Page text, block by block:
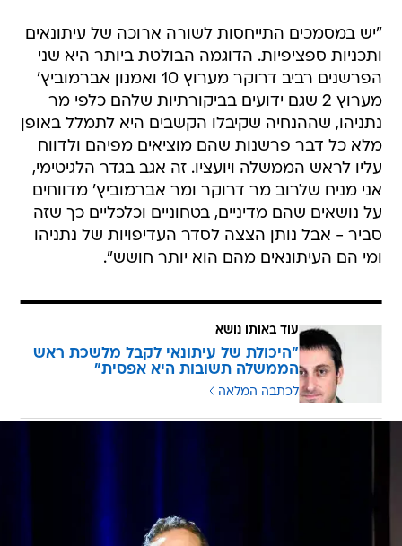
"יש במסמכים התייחסות לשורה ארוכה של עיתונאים
ותכניות ספציפיות. הדוגמה הבולטת ביותר היא שני
הפרשנים רביב דרוקר מערוץ 10 ואמנון אברמוביץ'
מערוץ 2 שגם ידועים בביקורתיות שלהם כלפי מר
נתניהו, שההנחיה שקיבלו הקשבים היא לתמלל באופן
מלא כל דבר פרשנות שהם מוציאים מפיהם ולדווח
עליו לראש הממשלה ויועציו. זה אגב בגדר הלגיטימי,
אני מניח שלרוב מר דרוקר ומר אברמוביץ' מדווחים
על נושאים שהם מדיניים, בטחוניים וכלכליים כך שזה
סביר - אבל נותן הצצה לסדר העדיפויות של נתניהו
ומי הם העיתונאים מהם הוא יותר חושש".
עוד באותו נושא
"היכולת של עיתונאי לקבל מלשכת ראש
הממשלה תשובות היא אפסית"
לכתבה המלאה